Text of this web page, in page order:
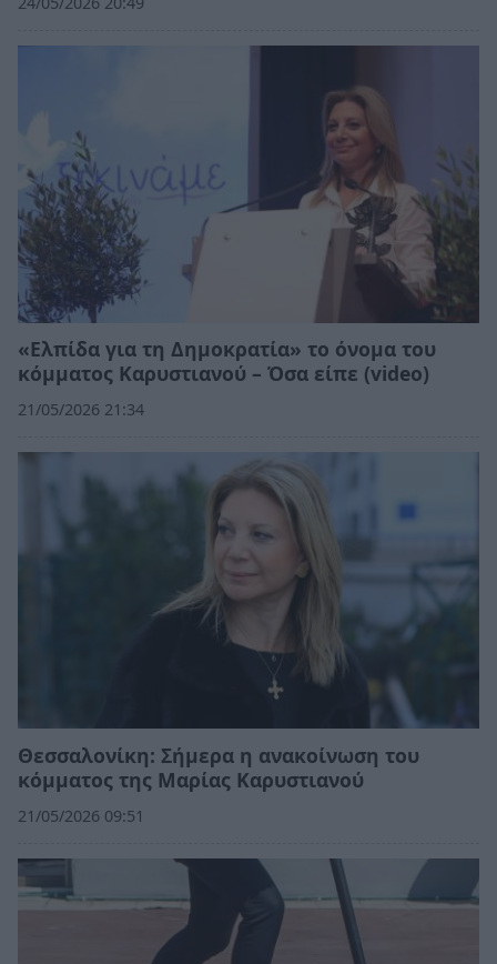
«Ελπίδα για τη Δημοκρατία» το όνομα του
κόμματος Καρυστιανού – Όσα είπε (video)
21/05/2026 21:34
Θεσσαλονίκη: Σήμερα η ανακοίνωση του
κόμματος της Μαρίας Καρυστιανού
21/05/2026 09:51